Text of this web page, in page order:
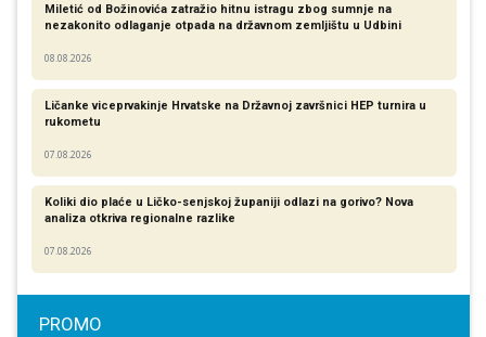
Miletić od Božinovića zatražio hitnu istragu zbog sumnje na
nezakonito odlaganje otpada na državnom zemljištu u Udbini
08.08.2026
Ličanke viceprvakinje Hrvatske na Državnoj završnici HEP turnira u
rukometu
07.08.2026
Koliki dio plaće u Ličko-senjskoj županiji odlazi na gorivo? Nova
analiza otkriva regionalne razlike​
07.08.2026
PROMO